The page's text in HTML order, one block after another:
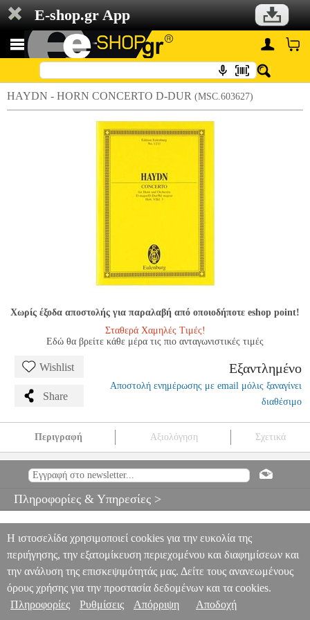
E-shop.gr App
HAYDN - HORN CONCERTO D-DUR (MSC.603627)
Χωρίς έξοδα αποστολής για παραλαβή από οποιοδήποτε eshop point!
Σταθερά Χαμηλές Τιμές!
Εδώ θα βρείτε κάθε μέρα τις πιο ανταγωνιστικές τιμές
Wishlist
Share
Εξαντλημένο
Αποστολή ενημέρωσης με email μόλις ξαναγίνει
διαθέσιμο
Περιγραφή Αξιολόγηση Σχετικά
SCHOTT SOHNE SCHOTT SOHNE
ΜΟΥΣΙΚΑ ΒΙΒΛΙΑ
DUR
Πληροφορίες & Υπηρεσίες >
Η ιστοσελίδα χρησιμοποιεί cookies για την ευκολία της
περιήγησης, την εξατομίκευση περιεχομένου και διαφημίσεων και
την ανάλυση της επισκεψιμότητάς μας. Δείτε τους ανανεωμένους
όρους χρήσης για την προστασία δεδομένων και τα cookies.
Πληροφορίες
Ρυθμίσεις Απόρριψη Αποδοχή